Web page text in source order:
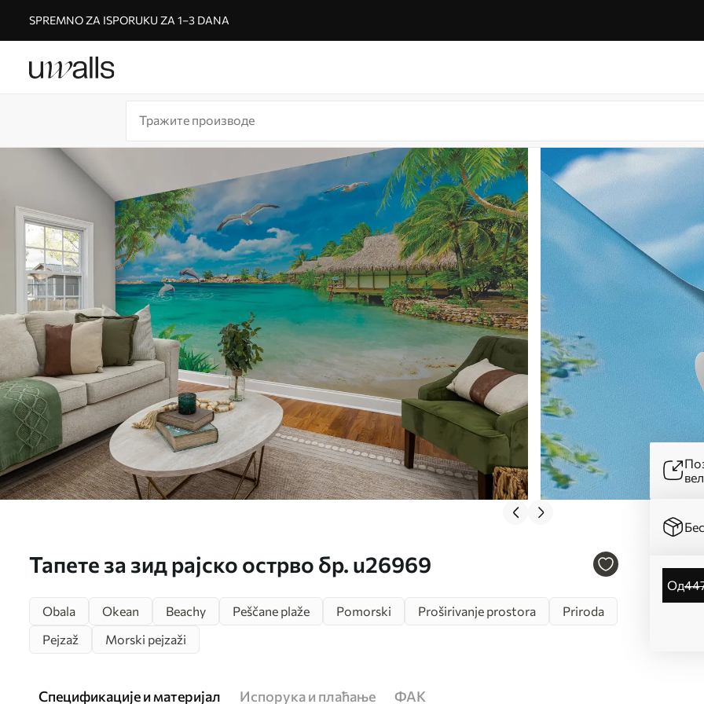
SPREMNO ZA ISPORUKU ZA 1–3 DANA
Тапете за зид рајско острво бр. u26969
од
Obala
Okean Beachy Peščane plaže Pomorski Proširivanje prostora
Priroda
Pejzaž
Morski pejzaži
Спецификације и материјал Испорука и плаћање ФАК